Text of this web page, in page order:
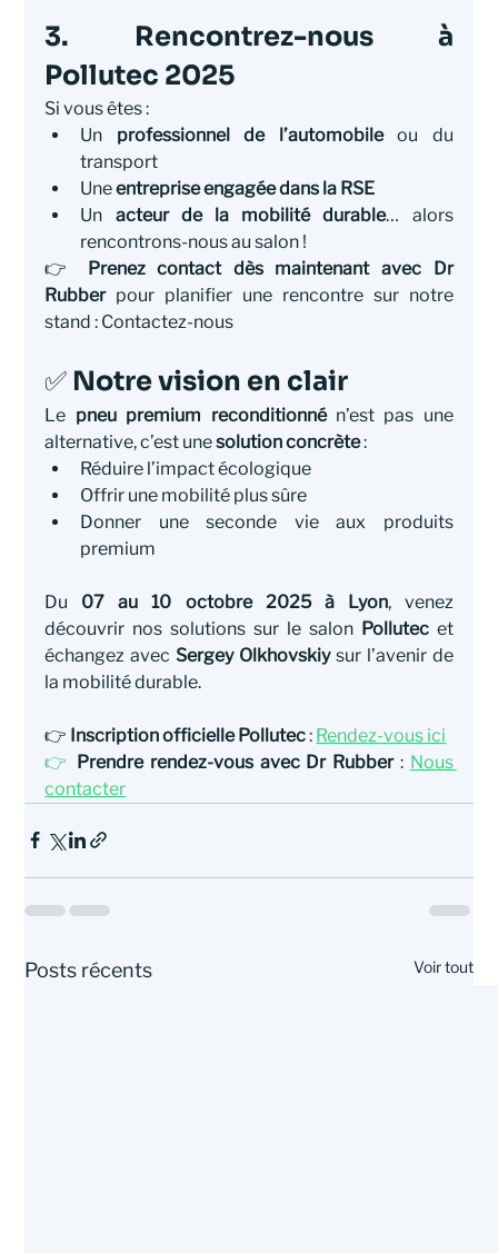
3. Rencontrez-nous à
Pollutec 2025
Si vous êtes :
Un professionnel de l’automobile ou du
transport
Une entreprise engagée dans la RSE
Un acteur de la mobilité durable… alors
rencontrons-nous au salon !
👉 Prenez contact dès maintenant avec Dr
Rubber pour planifier une rencontre sur notre
stand : Contactez-nous
✅ Notre vision en clair
Le pneu premium reconditionné n’est pas une
alternative, c’est une solution concrète :
Réduire l’impact écologique
Offrir une mobilité plus sûre
Donner une seconde vie aux produits
premium
Du 07 au 10 octobre 2025 à Lyon, venez
découvrir nos solutions sur le salon Pollutec et
échangez avec Sergey Olkhovskiy sur l’avenir de
la mobilité durable.
👉 Inscription officielle Pollutec : Rendez-vous ici
👉 Prendre rendez-vous avec Dr Rubber : Nous
contacter
Posts récents Voir tout